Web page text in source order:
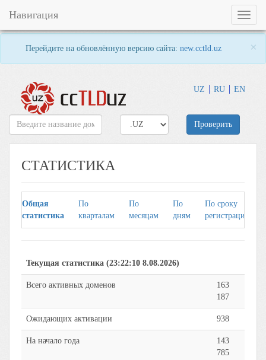
Перейдите на обновлённую версию сайта: new.cctld.uz ×
UZ RU EN
Toggle
Навигация
Проверить
СТАТИСТИКА
Общая
статистика
По
кварталам
По
месяцам
По
дням
По сроку
регистрации
Текущая статистика (23:22:10 8.08.2026)
Всего активных доменов
163
187
Ожидающих активации 938
На начало года
143
785